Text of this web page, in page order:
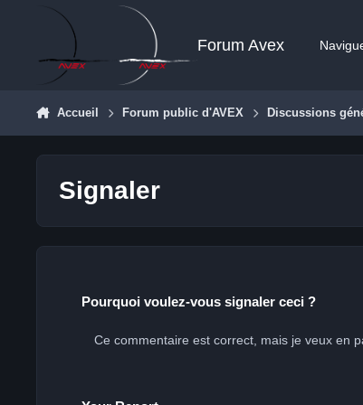
Aller au contenu
Forum Avex
Accueil Forum public d'AVEX Discussions
Signaler
Pourquoi voulez-vous signaler ceci ?